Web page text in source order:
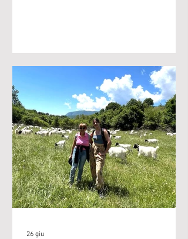
portafoglio”. È necessario diventare
cittadini attivi, comprendere il loro
valore dentro i territori e riconoscerne
l’importanza per una più ampia
comunità di d
26 giu